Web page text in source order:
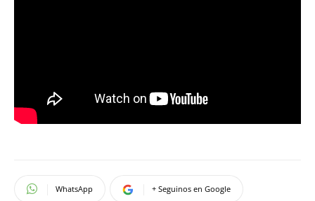
WhatsApp + Seguinos en Google